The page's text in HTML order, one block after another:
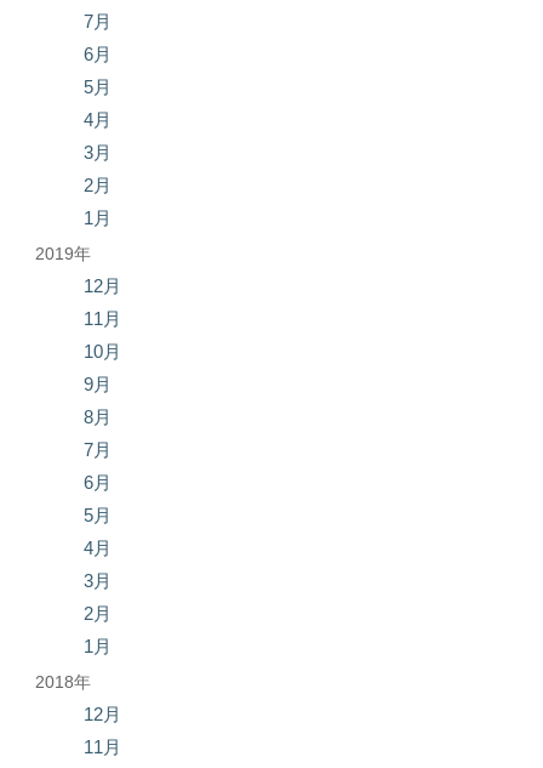
7月
6月
5月
4月
3月
2月
1月
2019年
12月
11月
10月
9月
8月
7月
6月
5月
4月
3月
2月
1月
2018年
12月
11月